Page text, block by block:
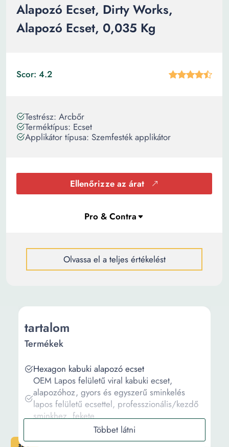
Alapozó Ecset, Dirty Works,
Alapozó Ecset, 0,035 Kg
Scor: 4.2
Testrész: Arcbőr
Terméktípus: Ecset
Applikátor típusa: Szemfesték applikátor
Ellenőrizze az árat
Olvassa el a teljes értékelést
tartalom
Termékek
Hexagon kabuki alapozó ecset
OEM Lapos felületű viral kabuki ecset,
alapozóhoz, gyors és egyszerű sminkelés
lapos felületű ecsettel, professzionális/kezdő
sminkhez, fekete
15 db-os Booster sminkecset, arcra és szemre,
100%-ban természetes hajból, kiemelő ecset,